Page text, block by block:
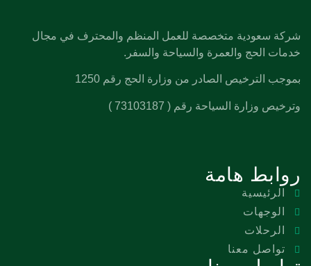
شركة سعودية متخصصة للعمل المنظم والمحترف في مجال
خدمات الحج والعمرة والسياحة والسفر.
بموجب الترخيص الصادر من وزارة الحج رقم 1250
وترخيص وزارة السياحة رقم ( 73103187 )
روابط هامة
الرئيسية
الوجهات
الرحلات
تواصل معنا